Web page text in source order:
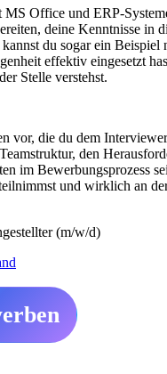
MS Office und ERP-
deine Kenntnisse in
du sogar ein Beispiel
effektiv eingesetzt
Stelle verstehst.
vor, die du dem
den
im Bewerbungsprozess
und wirklich an
(m/w/d)